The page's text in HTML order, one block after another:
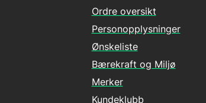
Ordre oversikt
Personopplysninger
Ønskeliste
Bærekraft og Miljø
Merker
Kundeklubb